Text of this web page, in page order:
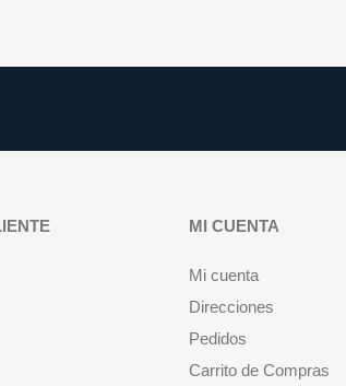
MI CUENTA
Mi cuenta
Direcciones
Pedidos
Carrito de Compras